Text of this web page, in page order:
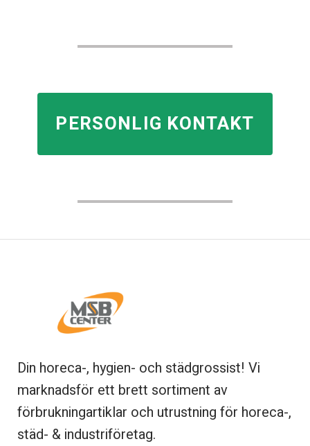
PERSONLIG KONTAKT
Din horeca-, hygien- och städgrossist! Vi
marknadsför ett brett sortiment av
förbrukningartiklar och utrustning för horeca-,
städ- & industriföretag.